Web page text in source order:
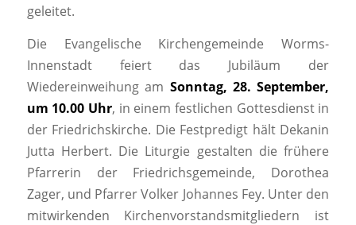
geleitet.
Die Evangelische Kirchengemeinde Worms-
Innenstadt feiert das Jubiläum der
Wiedereinweihung am Sonntag, 28. September,
um 10.00 Uhr, in einem festlichen Gottesdienst in
der Friedrichskirche. Die Festpredigt hält Dekanin
Jutta Herbert. Die Liturgie gestalten die frühere
Pfarrerin der Friedrichsgemeinde, Dorothea
Zager, und Pfarrer Volker Johannes Fey. Unter den
mitwirkenden Kirchenvorstandsmitgliedern ist